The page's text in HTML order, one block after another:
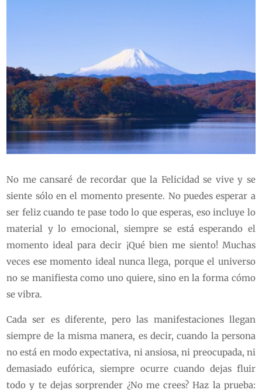
No me cansaré de recordar que la Felicidad se vive y se
siente sólo en el momento presente. No puedes esperar a
ser feliz cuando te pase todo lo que esperas, eso incluye lo
material y lo emocional, siempre se está esperando el
momento ideal para decir ¡Qué bien me siento! Muchas
veces ese momento ideal nunca llega, porque el universo
no se manifiesta como uno quiere, sino en la forma cómo
se vibra.
Cada ser es diferente, pero las manifestaciones llegan
siempre de la misma manera, es decir, cuando la persona
no está en modo expectativa, ni ansiosa, ni preocupada, ni
demasiado eufórica, siempre ocurre cuando dejas fluir
todo y te dejas sorprender ¿No me crees? Haz la prueba: